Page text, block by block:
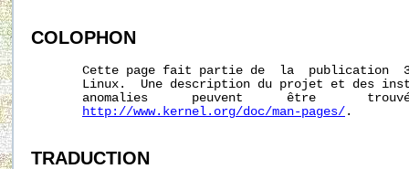
COLOPHON
Cette page fait partie de  la  publication
Linux.  Une description du projet et des
anomalies      peuvent      être
http://www.kernel.org/doc/man-pages/ .
TRADUCTION